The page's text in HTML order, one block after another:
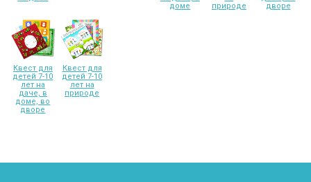
доме
природе
дворе
Квест для
детей 7-10
лет на
даче, в
доме, во
дворе
Квест для
детей 7-10
лет на
природе